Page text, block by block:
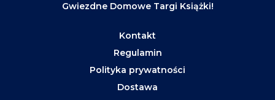
Gwiezdne Domowe Targi Książki!
Kontakt
Regulamin
Polityka prywatności
Dostawa